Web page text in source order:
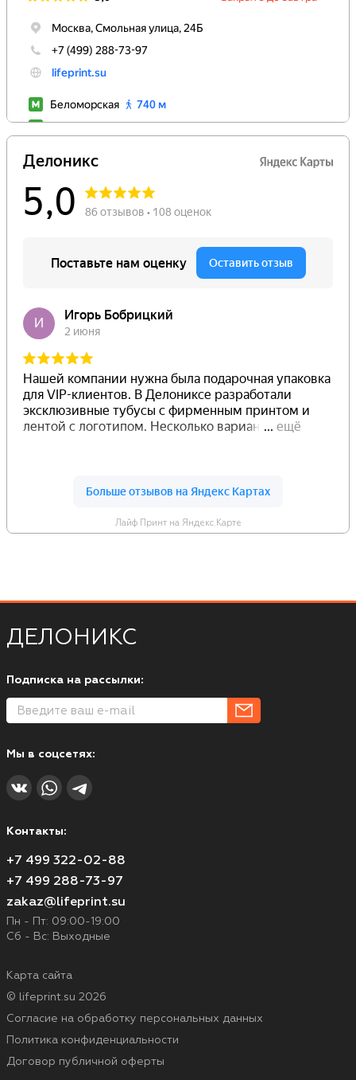
Лайф Принт на Яндекс.Карте
ДЕЛОНИКС
Подписка на рассылки:
Мы в соцсетях:
Контакты:
+7 499 322-02-88
+7 499 288-73-97
zakaz@lifeprint.su
Пн - Пт: 09:00-19:00
Сб - Вс: Выходные
Карта сайта
© lifeprint.su 2026
Согласие на обработку персональных данных
Политика конфиденциальности
Договор публичной оферты